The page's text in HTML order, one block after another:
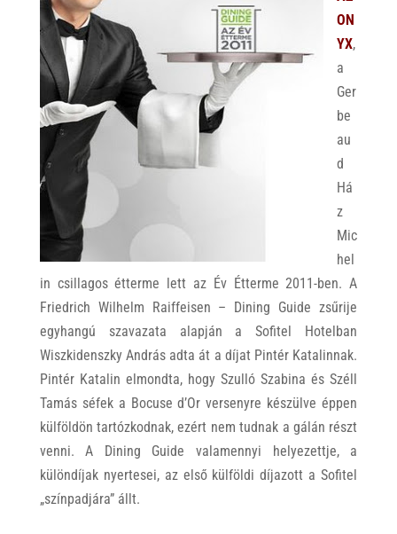
p
p
k
ON
YX,
a
Ger
be
au
d
Há
z
Mic
hel
in csillagos étterme lett az Év Étterme 2011-ben. A
Friedrich Wilhelm Raiffeisen – Dining Guide zsűrije
egyhangú szavazata alapján a Sofitel Hotelban
Wiszkidenszky András adta át a díjat Pintér Katalinnak.
Pintér Katalin elmondta, hogy Szulló Szabina és Széll
Tamás séfek a Bocuse d’Or versenyre készülve éppen
külföldön tartózkodnak, ezért nem tudnak a gálán részt
venni. A Dining Guide valamennyi helyezettje, a
különdíjak nyertesei, az első külföldi díjazott a Sofitel
„színpadjára” állt.